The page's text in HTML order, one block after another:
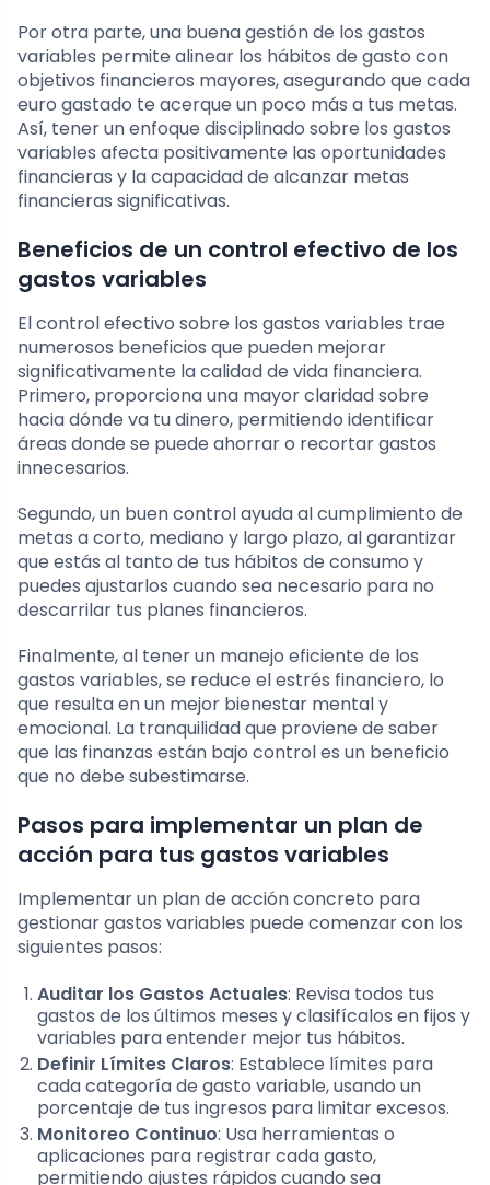
Por otra parte, una buena gestión de los gastos
variables permite alinear los hábitos de gasto con
objetivos financieros mayores, asegurando que cada
euro gastado te acerque un poco más a tus metas.
Así, tener un enfoque disciplinado sobre los gastos
variables afecta positivamente las oportunidades
financieras y la capacidad de alcanzar metas
financieras significativas.
Beneficios de un control efectivo de los
gastos variables
El control efectivo sobre los gastos variables trae
numerosos beneficios que pueden mejorar
significativamente la calidad de vida financiera.
Primero, proporciona una mayor claridad sobre
hacia dónde va tu dinero, permitiendo identificar
áreas donde se puede ahorrar o recortar gastos
innecesarios.
Segundo, un buen control ayuda al cumplimiento de
metas a corto, mediano y largo plazo, al garantizar
que estás al tanto de tus hábitos de consumo y
puedes ajustarlos cuando sea necesario para no
descarrilar tus planes financieros.
Finalmente, al tener un manejo eficiente de los
gastos variables, se reduce el estrés financiero, lo
que resulta en un mejor bienestar mental y
emocional. La tranquilidad que proviene de saber
que las finanzas están bajo control es un beneficio
que no debe subestimarse.
Pasos para implementar un plan de
acción para tus gastos variables
Implementar un plan de acción concreto para
gestionar gastos variables puede comenzar con los
siguientes pasos:
Auditar los Gastos Actuales: Revisa todos tus
gastos de los últimos meses y clasifícalos en fijos y
variables para entender mejor tus hábitos.
Definir Límites Claros: Establece límites para
cada categoría de gasto variable, usando un
porcentaje de tus ingresos para limitar excesos.
Monitoreo Continuo: Usa herramientas o
aplicaciones para registrar cada gasto,
permitiendo ajustes rápidos cuando sea